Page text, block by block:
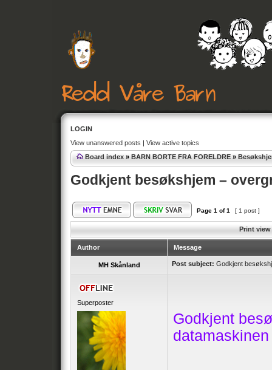
LOGIN
View unanswered posts | View active topics
Board index » BARN BORTE FRA FORELDRE »
Godkjent besøkshjem –
Page 1 of1 [ 1 post ]
Print view
Author Message
MH Skånland Post subject: Godkjent
Superposter
Godkjent
datamaskinen